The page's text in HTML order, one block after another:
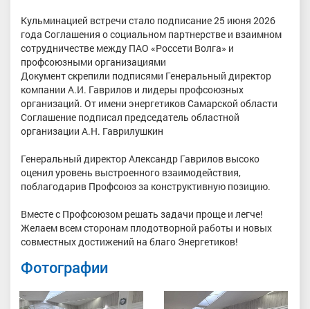
Кульминацией встречи стало подписание 25 июня 2026
года Соглашения о социальном партнерстве и взаимном
сотрудничестве между ПАО «Россети Волга» и
профсоюзными организациями
Документ скрепили подписями Генеральный директор
компании А.И. Гаврилов и лидеры профсоюзных
организаций. От имени энергетиков Самарской области
Соглашение подписал председатель областной
организации А.Н. Гаврилушкин
Генеральный директор Александр Гаврилов высоко
оценил уровень выстроенного взаимодействия,
поблагодарив Профсоюз за конструктивную позицию.
Вместе с Профсоюзом решать задачи проще и легче!
Желаем всем сторонам плодотворной работы и новых
совместных достижений на благо Энергетиков!
Фотографии